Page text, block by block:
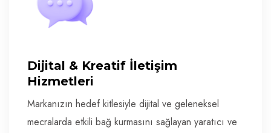
Dijital & Kreatif İletişim
Hizmetleri
Markanızın hedef kitlesiyle dijital ve geleneksel
mecralarda etkili bağ kurmasını sağlayan yaratıcı ve